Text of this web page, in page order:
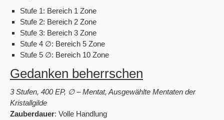
Stufe 1: Bereich 1 Zone
Stufe 2: Bereich 2 Zone
Stufe 3: Bereich 3 Zone
Stufe 4 ∅: Bereich 5 Zone
Stufe 5 ∅: Bereich 10 Zone
Gedanken beherrschen
3 Stufen, 400 EP, ∅ – Mentat, Ausgewählte Mentaten der
Kristallgilde
Zauberdauer: Volle Handlung